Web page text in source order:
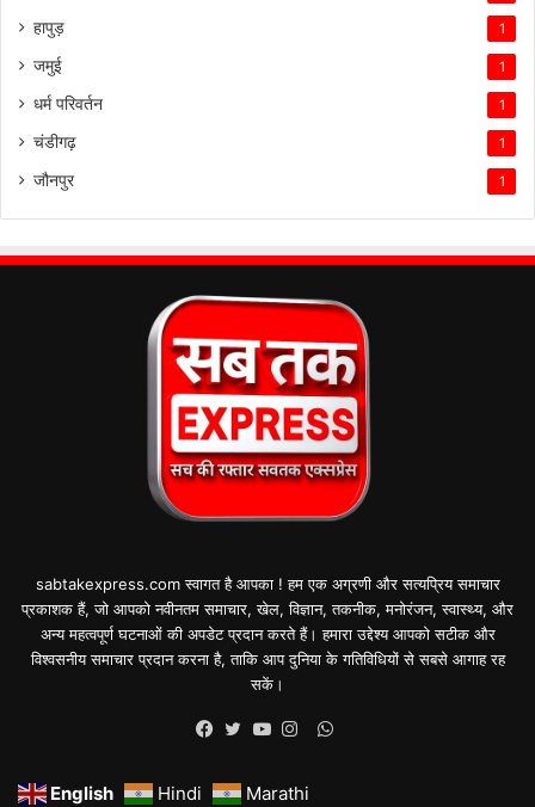
हापुड़ 1
जमुई 1
धर्म परिवर्तन 1
चंडीगढ़ 1
जौनपुर 1
sabtakexpress.com स्वागत है आपका ! हम एक अग्रणी और सत्यप्रिय समाचार
प्रकाशक हैं, जो आपको नवीनतम समाचार, खेल, विज्ञान, तकनीक, मनोरंजन, स्वास्थ्य, और
अन्य महत्वपूर्ण घटनाओं की अपडेट प्रदान करते हैं। हमारा उद्देश्य आपको सटीक और
विश्वसनीय समाचार प्रदान करना है, ताकि आप दुनिया के गतिविधियों से सबसे आगाह रह
सकें।
WhatsApp
English Hindi Marathi